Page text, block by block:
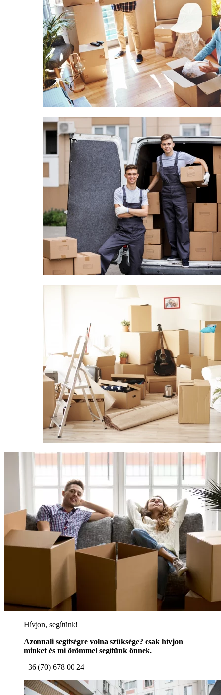
Hívjon, segítünk!
Azonnali segítségre volna szüksége? csak hívjon
minket és mi örömmel segítünk önnek.
+36 (70) 678 00 24